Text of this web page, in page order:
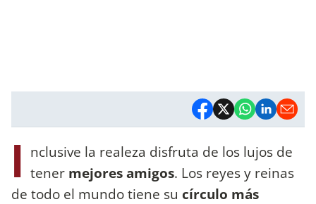
I nclusive la realeza disfruta de los lujos de
tener mejores amigos. Los reyes y reinas
de todo el mundo tiene su círculo más